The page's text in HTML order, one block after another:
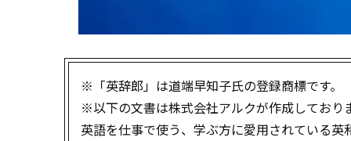
※「英辞郎」は道端早知子氏の登録商標です。
※以下の文書は株式会社アルクが作成しており
英語を仕事で使う、学ぶ方に愛用されている